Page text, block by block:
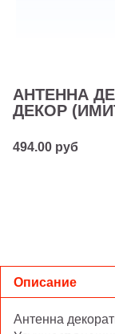
АНТЕННА
ДЕКОР
494.00 руб
Описание
Антенна